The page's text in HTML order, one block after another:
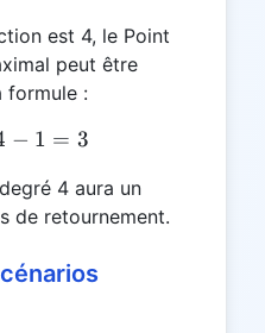
est 4, le Point
peut être
formule :
PRM = 4 - 1 = 3
− 1 = 3
4 aura un
de retournement.